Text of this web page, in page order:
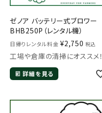
ゼノア バッテリー式ブロワー
BHB250P（レンタル機）
日帰りレンタル料金 ¥2,750 税込
工場や倉庫の清掃にオススメ！
詳細を見る